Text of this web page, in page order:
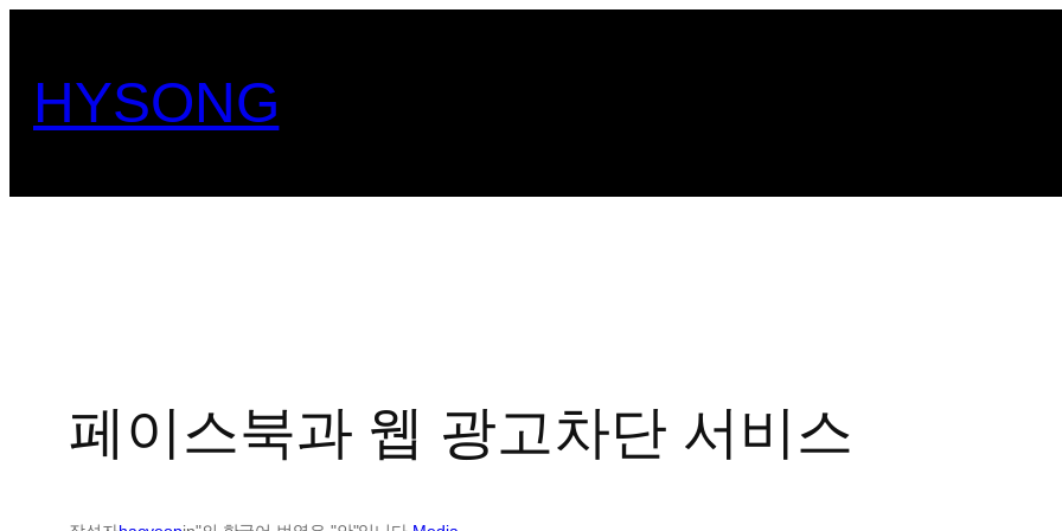
로
로
HYSONG
페이스북과 웹 광고차단 서비스